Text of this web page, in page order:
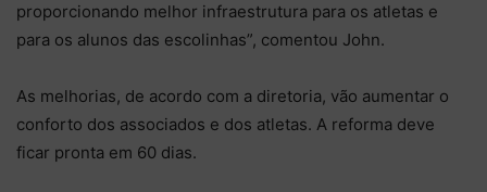
proporcionando melhor infraestrutura para os atletas e
para os alunos das escolinhas”, comentou John.
As melhorias, de acordo com a diretoria, vão aumentar o
conforto dos associados e dos atletas. A reforma deve
ficar pronta em 60 dias.